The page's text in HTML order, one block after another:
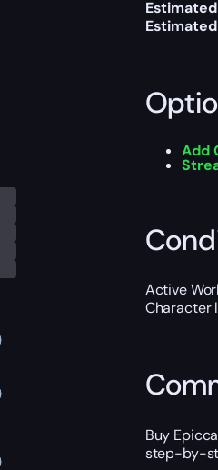
Add
Active
Character
Buy
step-by-